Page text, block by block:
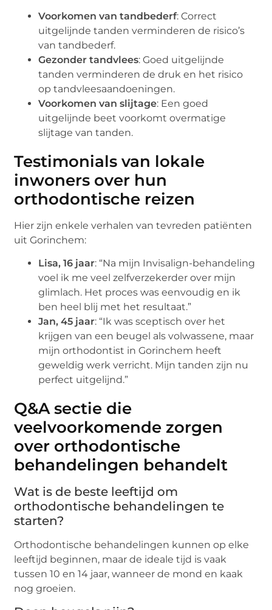
Voorkomen van tandbederf: Correct
uitgelijnde tanden verminderen de risico’s
van tandbederf.
Gezonder tandvlees: Goed uitgelijnde
tanden verminderen de druk en het risico
op tandvleesaandoeningen.
Voorkomen van slijtage: Een goed
uitgelijnde beet voorkomt overmatige
slijtage van tanden.
Testimonials van lokale
inwoners over hun
orthodontische reizen
Hier zijn enkele verhalen van tevreden patiënten
uit Gorinchem:
Lisa, 16 jaar: “Na mijn Invisalign-behandeling
voel ik me veel zelfverzekerder over mijn
glimlach. Het proces was eenvoudig en ik
ben heel blij met het resultaat.”
Jan, 45 jaar: “Ik was sceptisch over het
krijgen van een beugel als volwassene, maar
mijn orthodontist in Gorinchem heeft
geweldig werk verricht. Mijn tanden zijn nu
perfect uitgelijnd.”
Q&A sectie die
veelvoorkomende zorgen
over orthodontische
behandelingen behandelt
Wat is de beste leeftijd om
orthodontische behandelingen te
starten?
Orthodontische behandelingen kunnen op elke
leeftijd beginnen, maar de ideale tijd is vaak
tussen 10 en 14 jaar, wanneer de mond en kaak
nog groeien.